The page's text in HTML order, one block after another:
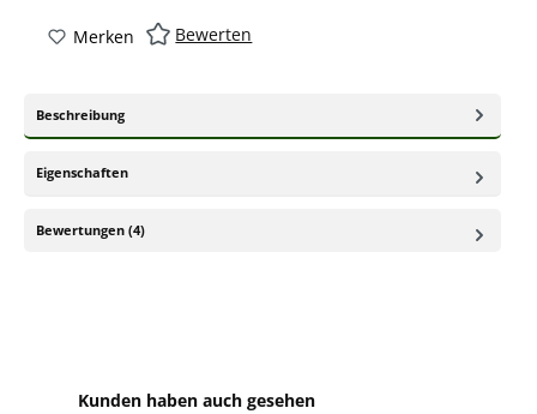
Merken Bewerten
Beschreibung
Eigenschaften
Bewertungen (4)
Produktgalerie überspringen
Kunden haben auch gesehen